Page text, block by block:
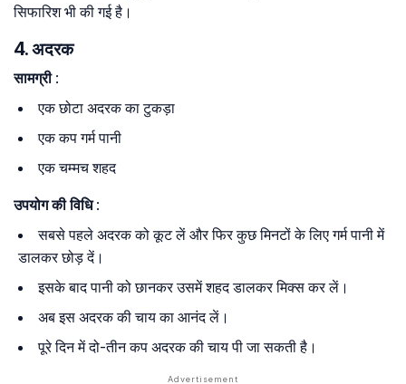
सिफारिश भी की गई है।
4. अदरक
सामग्री:
एक छोटा अदरक का टुकड़ा
एक कप गर्म पानी
एक चम्मच शहद
उपयोग की विधि:
सबसे पहले अदरक को कूट लें और फिर कुछ मिनटों के लिए गर्म पानी में
डालकर छोड़ दें।
इसके बाद पानी को छानकर उसमें शहद डालकर मिक्स कर लें।
अब इस अदरक की चाय का आनंद लें।
पूरे दिन में दो-तीन कप अदरक की चाय पी जा सकती है।